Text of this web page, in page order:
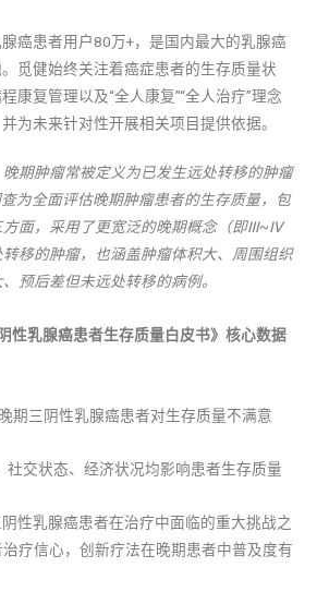
癌患者用户80万+，是国内最大的乳腺癌
觅健始终关注着癌症患者的生存质量状
康复管理以及“全人康复”“全人治疗”理念
为未来针对性开展相关项目提供依据。
期肿瘤常被定义为已发生远处转移的肿瘤
为全面评估晚期肿瘤患者的生存质量，包
方面，采用了更宽泛的晚期概念（即Ⅲ~Ⅳ
移的肿瘤，也涵盖肿瘤体积大、周围组织
预后差但未远处转移的病例。
性乳腺癌患者生存质量白皮书》核心数据
期三阴性乳腺癌患者对生存质量不满意
社交状态、经济状况均影响患者生存质量
性乳腺癌患者在治疗中面临的重大挑战之
疗信心，创新疗法在晚期患者中普及度有